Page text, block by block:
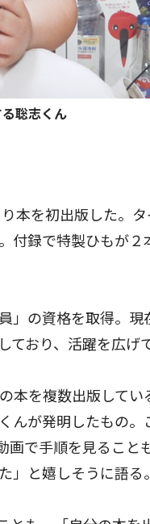
聡志くん
本を初出版した。
付録で特製ひもが２
」の資格を取得。現
おり、活躍を広げ
本を複数出版してい
んが発明したもの。
画で手順を見ること
」と嬉しそうに語る。